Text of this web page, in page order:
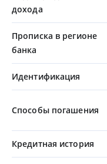
дохода
Прописка в регионе
банка
Идентификация
Способы погашения
Кредитная история